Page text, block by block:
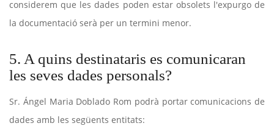
considerem que les dades poden estar obsolets l'expurgo de
la documentació serà per un termini menor.
5. A quins destinataris es comunicaran
les seves dades personals?
Sr. Ángel Maria Doblado Rom podrà portar comunicacions de
dades amb les següents entitats: